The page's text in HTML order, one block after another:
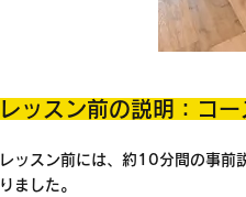
レッスン前の説明：コ
レッスン前には、約10分間の事前
りました。